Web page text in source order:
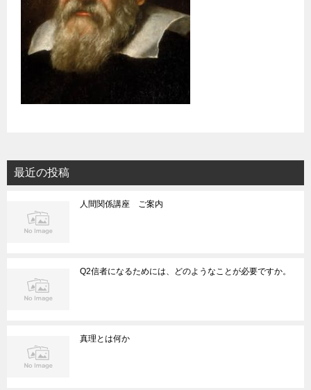
最近の投稿
人間関係講座 ご案内
Q2信者になるためには、どのようなことが必要ですか。
真理とは何か